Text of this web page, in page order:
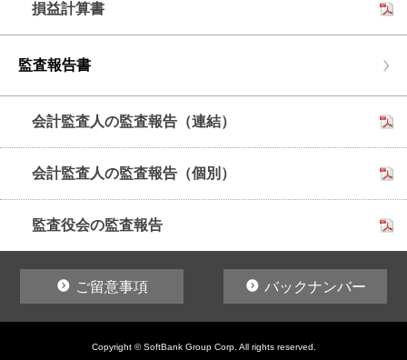
損益計算書
監査報告書
会計監査人の監査報告（連結）
会計監査人の監査報告（個別）
監査役会の監査報告
ご留意事項 バックナンバー
Copyright © SoftBank Group Corp. All rights reserved.